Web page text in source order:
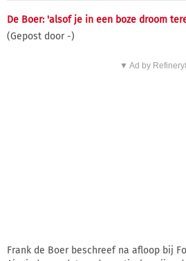
De Boer: 'alsof je in een boze droom
(Gepost door -)
▼ Ad by
Frank de Boer beschreef na afloop bij